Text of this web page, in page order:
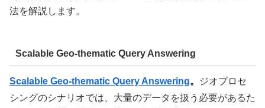
法を解説します。
Scalable Geo-thematic Query Answering
Scalable Geo-thematic Query Answering。
ジオプロセ
シングのシナリオでは、大量のデータを扱う必要があるた